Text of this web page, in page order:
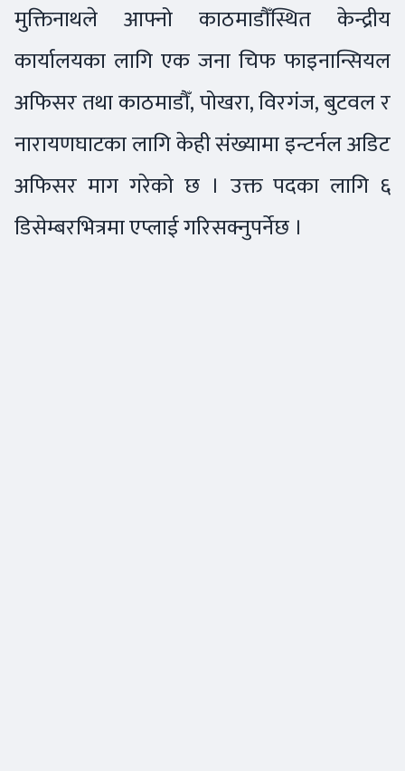
मुक्तिनाथले आफ्नो काठमाडौँस्थित केन्द्रीय
कार्यालयका लागि एक जना चिफ फाइनान्सियल
अफिसर तथा काठमाडौँ, पोखरा, विरगंज, बुटवल र
नारायणघाटका लागि केही संख्यामा इन्टर्नल अडिट
अफिसर माग गरेको छ । उक्त पदका लागि ६
डिसेम्बरभित्रमा एप्लाई गरिसक्नुपर्नेछ ।